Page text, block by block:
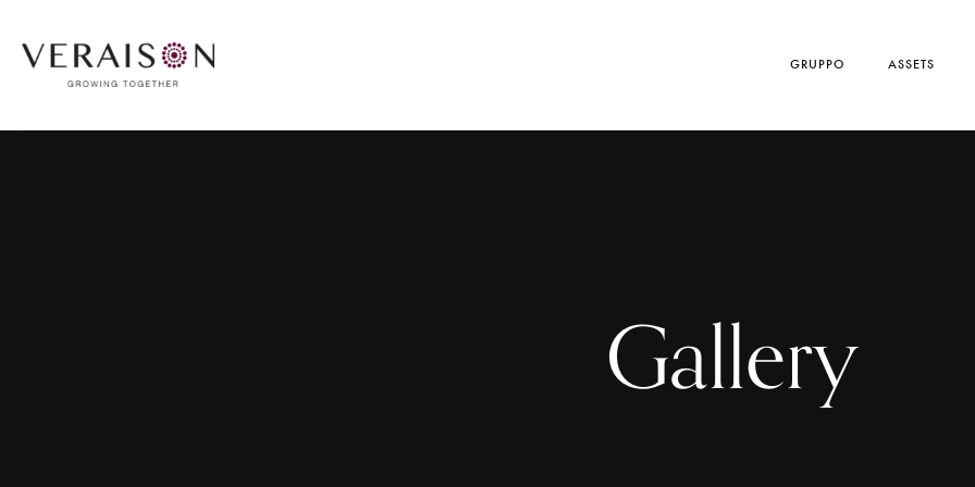
GRUPPO ASSETS
Gallery